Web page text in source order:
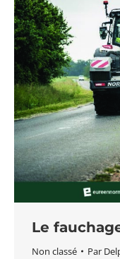
Le
Non classé Par